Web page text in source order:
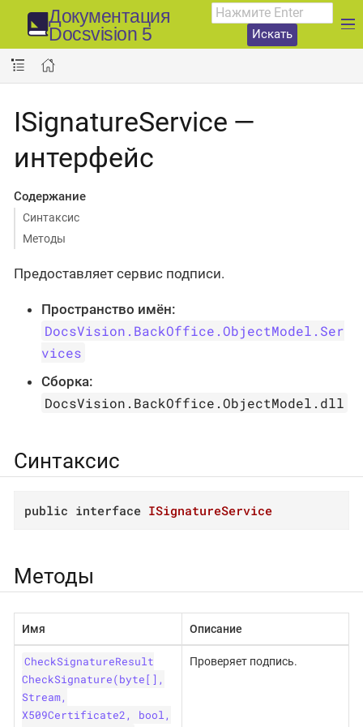
Документация
Docsvision 5
Искать
ISignatureService —
интерфейс
Содержание
Синтаксис
Методы
Предоставляет сервис подписи.
Пространство имён:
DocsVision.BackOffice.ObjectModel.Ser
vices
Сборка:
DocsVision.BackOffice.ObjectModel.dll
Синтаксис
public interface ISignatureService
Методы
Имя Описание
CheckSignatureResult
CheckSignature(byte[],
Stream,
X509Certificate2, bool,
Проверяет подпись.